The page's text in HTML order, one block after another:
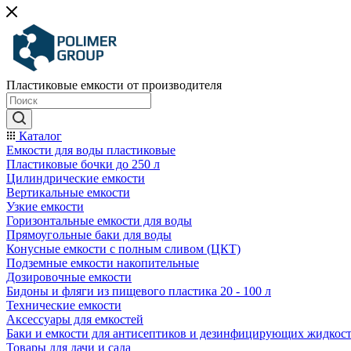
Пластиковые емкости от производителя
Каталог
Емкости для воды пластиковые
Пластиковые бочки до 250 л
Цилиндрические емкости
Вертикальные емкости
Узкие емкости
Горизонтальные емкости для воды
Прямоугольные баки для воды
Конусные емкости с полным сливом (ЦКТ)
Подземные емкости накопительные
Дозировочные емкости
Бидоны и фляги из пищевого пластика 20 - 100 л
Технические емкости
Аксессуары для емкостей
Баки и емкости для антисептиков и дезинфицирующих
Товары для дачи и сада